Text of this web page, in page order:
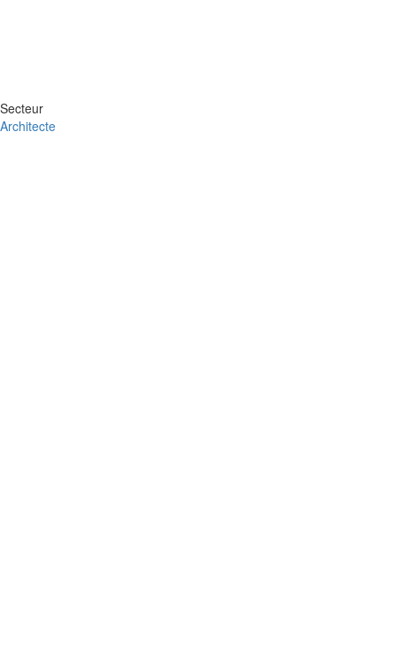
Secteur
Architecte